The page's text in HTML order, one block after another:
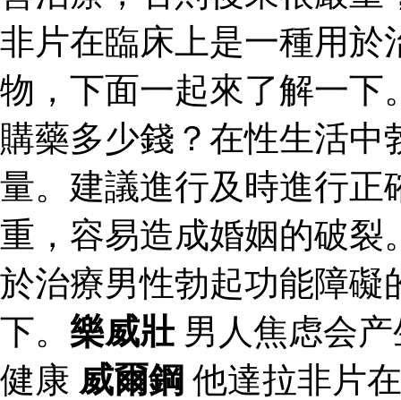
非片在臨床上是一種用於
物，下面一起來了解一下
購藥多少錢？在性生活
量。建議進行及時進行正
重，容易造成婚姻的破裂
於治療男性勃起功能障礙
下。 樂威壯男人焦虑会产
健康 威爾鋼 他達拉非片